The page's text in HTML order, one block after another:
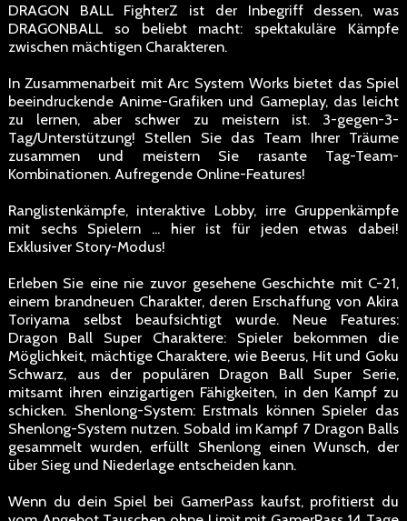
DRAGON BALL FighterZ ist der Inbegriff dessen, was
DRAGONBALL so beliebt macht: spektakuläre Kämpfe
zwischen mächtigen Charakteren.
In Zusammenarbeit mit Arc System Works bietet das Spiel
beeindruckende Anime-Grafiken und Gameplay, das leicht
zu lernen, aber schwer zu meistern ist. 3-gegen-3-
Tag/Unterstützung! Stellen Sie das Team Ihrer Träume
zusammen und meistern Sie rasante Tag-Team-
Kombinationen. Aufregende Online-Features!
Ranglistenkämpfe, interaktive Lobby, irre Gruppenkämpfe
mit sechs Spielern ... hier ist für jeden etwas dabei!
Exklusiver Story-Modus!
Erleben Sie eine nie zuvor gesehene Geschichte mit C-21,
einem brandneuen Charakter, deren Erschaffung von Akira
Toriyama selbst beaufsichtigt wurde. Neue Features:
Dragon Ball Super Charaktere: Spieler bekommen die
Möglichkeit, mächtige Charaktere, wie Beerus, Hit und Goku
Schwarz, aus der populären Dragon Ball Super Serie,
mitsamt ihren einzigartigen Fähigkeiten, in den Kampf zu
schicken. Shenlong-System: Erstmals können Spieler das
Shenlong-System nutzen. Sobald im Kampf 7 Dragon Balls
gesammelt wurden, erfüllt Shenlong einen Wunsch, der
über Sieg und Niederlage entscheiden kann.
Wenn du dein Spiel bei GamerPass kaufst, profitierst du